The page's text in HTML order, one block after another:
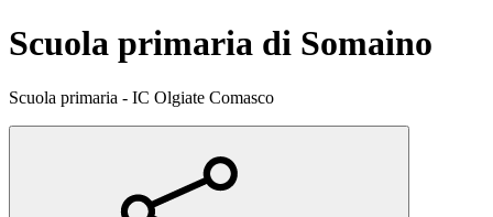
Scuola primaria di Somaino
Scuola primaria - IC Olgiate Comasco